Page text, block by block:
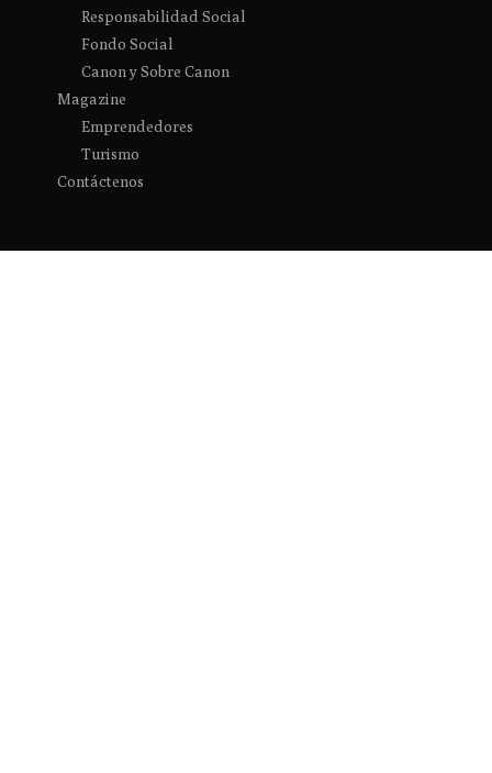
Responsabilidad Social
Fondo Social
Canon y Sobre Canon
Magazine
Emprendedores
Turismo
Contáctenos